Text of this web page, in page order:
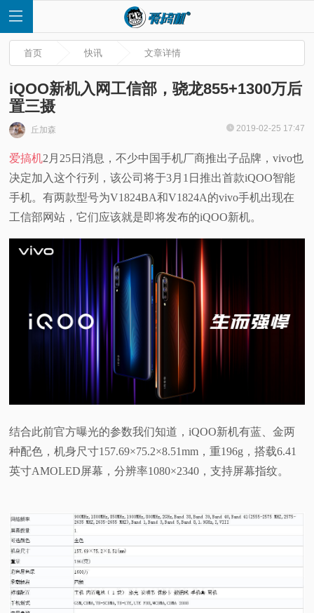
首
页
快
科
体
专
题
首页 快讯 文章详情
iQOO新机入网工信部，骁龙855+1300万后
置三摄
丘加森 2019-02-25 17:47
爱搞机2月25日消息，不少中国手机厂商推出子品牌，vivo也
决定加入这个行列，该公司将于3月1日推出首款iQOO智能
手机。有两款型号为V1824BA和V1824A的vivo手机出现在
工信部网站，它们应该就是即将发布的iQOO新机。
结合此前官方曝光的参数我们知道，iQOO新机有蓝、金两
种配色，机身尺寸157.69×75.2×8.51mm，重196g，搭载6.41
英寸AMOLED屏幕，分辨率1080×2340，支持屏幕指纹。